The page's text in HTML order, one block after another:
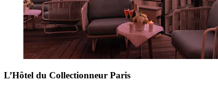
L’Hôtel du Collectionneur Paris